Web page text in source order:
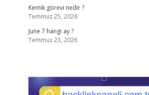
Kemik görevi nedir ?
Temmuz 25, 2026
June 7 hangi ay ?
Temmuz 23, 2026